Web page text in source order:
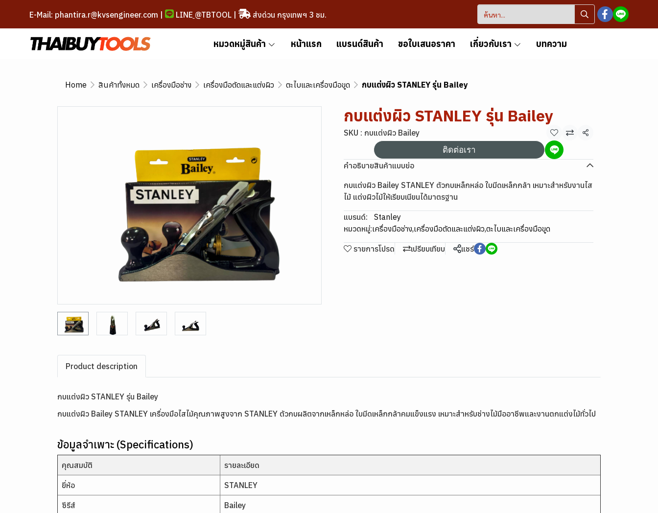
E-Mail: phantira.r@kvsengineer.com | LINE @TBTOOL| ส่งด่วน กรุงเทพฯ 3 ชม.
หมวดหมู่สินค้า หน้าแรก แบรนด์สินค้า ขอใบเสนอราคา เกี่ยวกับเรา บทความ
Home สินค้าทั้งหมด เครื่องมือช่าง เครื่องมือตัดและแต่งผิว ตะไบและเครื่องมือขูด กบแต่งผิว STANLEY รุ่น Bailey
กบแต่งผิว STANLEY รุ่น Bailey
SKU : กบแต่งผิว Bailey
แชร์
ติดต่อเรา
คำอธิบายสินค้าแบบย่อ
กบแต่งผิว Bailey STANLEY ตัวกบเหล็กหล่อ ใบมีดเหล็กกล้า เหมาะสำหรับงานไส
ไม้ แต่งผิวไม้ให้เรียบเนียนได้มาตรฐาน
แบรนด์:
Stanley
หมวดหมู่:เครื่องมือช่าง,เครื่องมือตัดและแต่งผิว,ตะไบและเครื่องมือขูด
รายการโปรด เปรียบเทียบ แชร์
Product description
กบแต่งผิว STANLEY รุ่น Bailey
กบแต่งผิว Bailey STANLEY เครื่องมือไสไม้คุณภาพสูงจาก STANLEY ตัวกบผลิตจากเหล็กหล่อ ใบมีดเหล็กกล้าคมแข็งแรง เหมาะสำหรับช่างไม้มืออาชีพและงานตกแต่งไม้ทั่วไป
ข้อมูลจำเพาะ (Specifications)
คุณสมบัติ รายละเอียด
ยี่ห้อ STANLEY
ซีรีส์ Bailey